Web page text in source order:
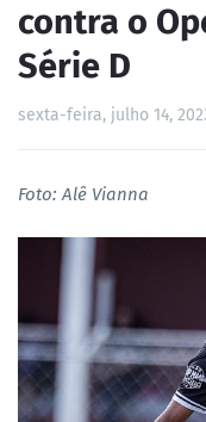
contra o
Série D
sexta-feira, julho 14,
Foto: Alê Vianna